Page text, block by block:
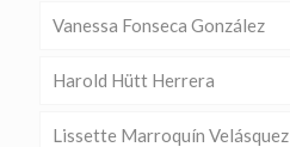
Vanessa Fonseca González
Harold Hütt Herrera
Lissette Marroquín Velásquez